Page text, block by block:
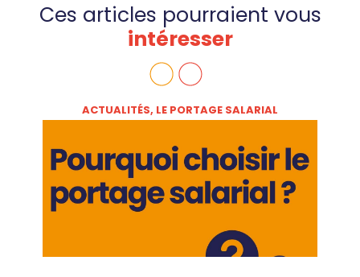
Ces articles pourraient vous
intéresser
ACTUALITÉS, LE PORTAGE SALARIAL